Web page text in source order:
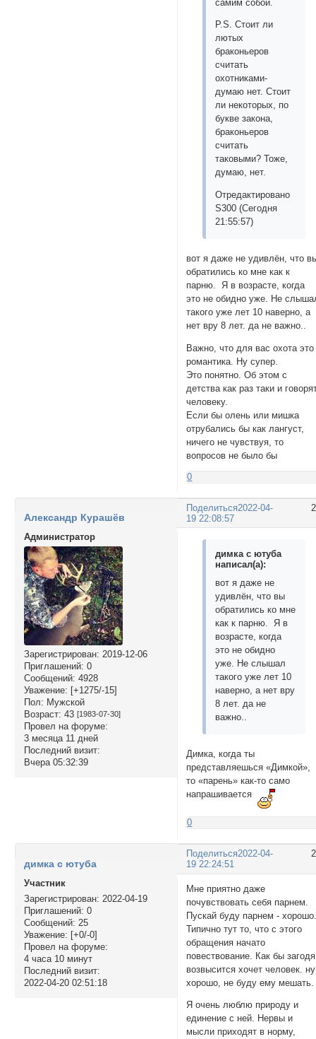
самим собой.
P.S. Стоит ли
лютых
браконьеров
считать
охотниками-
думаю нет. Стоит
ли некоторых, по
букве закона,
браконьеров
считать
таковыми? Тоже,
думаю, нет.
Отредактировано
S300 (Сегодня
21:55:57)
вот я даже не удивлён, что
обратились ко мне как к
парню. Я в возрасте, когда
это не обидно уже. Не
такого уже лет 10 наверно, а
нет вру 8 лет. да не важно..
Важно, что для вас охота это
романтика. Ну супер.
Это понятно. Об этом с
детства как раз таки и
человеку.
Если бы олень или мишка
отрубались бы как лангуст,
ничего не чувствуя, то
вопросов не было бы
0
Поделиться2022-04-
19 22:08:57
Александр Курашёв
Администратор
Зарегистрирован: 2019-12-06
Приглашений: 0
Сообщений: 4928
Уважение: [+1275/-15]
Пол: Мужской
Возраст: 43 [1983-07-30]
Провел на форуме:
3 месяца 11 дней
Последний визит:
Вчера 05:32:39
димка с ютуба
написал(а):
вот я даже не
удивлён, что вы
обратились ко мне
как к парню. Я в
возрасте, когда
это не обидно
уже. Не слышал
такого уже лет 10
наверно, а нет вру
8 лет. да не
важно..
Димка, когда ты
представляешься «Димкой»,
то «парень» как-то само
напрашивается
0
Поделиться2022-04-
19 22:24:51
димка с ютуба
Участник
Зарегистрирован: 2022-04-19
Приглашений: 0
Сообщений: 25
Уважение: [+0/-0]
Провел на форуме:
4 часа 10 минут
Последний визит:
2022-04-20 02:51:18
Мне приятно даже
почувствовать себя парнем.
Пускай буду парнем -
Типично тут то, что с этого
обращения начато
повествование. Как бы загодя
возвысится хочет человек. ну
хорошо, не буду ему мешать.
Я очень люблю природу и
единение с ней. Нервы и
мысли приходят в норму,